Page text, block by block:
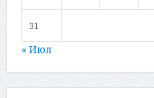
31
« Июл